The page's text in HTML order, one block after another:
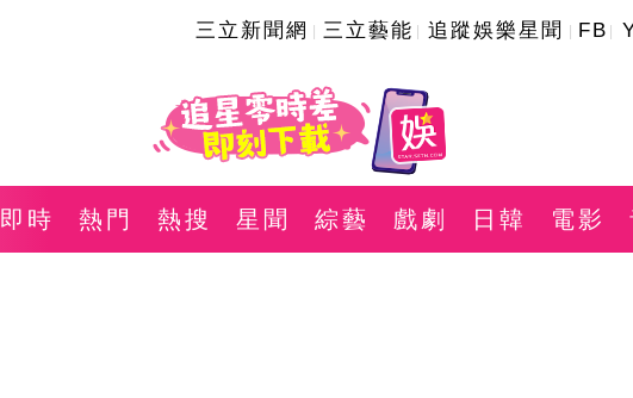
三立新聞網 三立藝能 追蹤娛樂星聞 FB
即時 熱門 熱搜 星聞 綜藝 戲劇 日韓 電影